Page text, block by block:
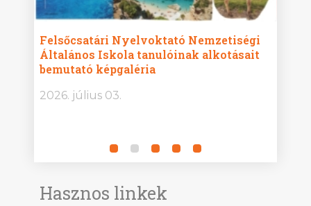
Felsőcsatári Nyelvoktató Nemzetiségi
Általános Iskola tanulóinak alkotásait
bemutató képgaléria
2026. július 03.
Hasznos linkek